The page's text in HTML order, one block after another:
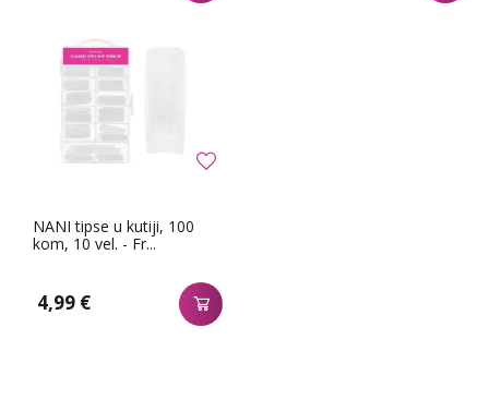
NANI tipse u kutiji, 100
kom, 10 vel. - Fr...
4,99 €